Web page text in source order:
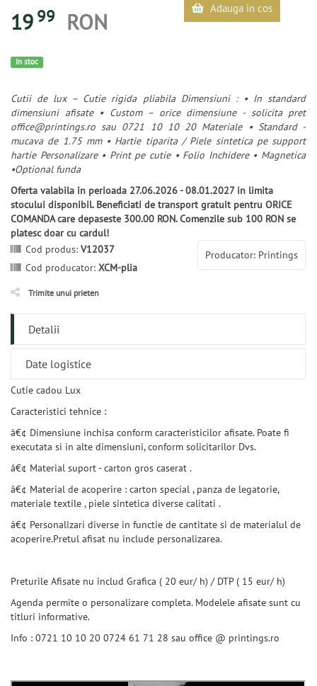
19 99 RON Adauga in cos
In stoc
Cutii de lux – Cutie rigida pliabila Dimensiuni : • In standard
dimensiuni afisate • Custom – orice dimensiune - solicita pret
office@printings.ro sau 0721 10 10 20 Materiale • Standard -
mucava de 1.75 mm • Hartie tiparita / Piele sintetica pe support
hartie Personalizare • Print pe cutie • Folio Inchidere • Magnetica
•Optional funda
Oferta valabila in perioada 27.06.2026 - 08.01.2027 in limita
stocului disponibil. Beneficiati de transport gratuit pentru ORICE
COMANDA care depaseste 300.00 RON. Comenzile sub 100 RON se
platesc doar cu cardul!
Producator: Printings
Cod produs: V12037
Cod producator: XCM-plia
Trimite unui prieten
Detalii
Date logistice
Cutie cadou Lux
Caracteristici tehnice :
â€¢ Dimensiune inchisa conform caracteristicilor afisate. Poate fi
executata si in alte dimensiuni, conform solicitarilor Dvs.
â€¢ Material suport - carton gros caserat .
â€¢ Material de acoperire : carton special , panza de legatorie,
materiale textile , piele sintetica diverse calitati .
â€¢ Personalizari diverse in functie de cantitate si de materialul de
acoperire.Pretul afisat nu include personalizarea.
Preturile Afisate nu includ Grafica ( 20 eur/ h) / DTP ( 15 eur/ h)
Agenda permite o personalizare completa. Modelele afisate sunt cu
titluri informative.
Info : 0721 10 10 20 0724 61 71 28 sau office @ printings.ro